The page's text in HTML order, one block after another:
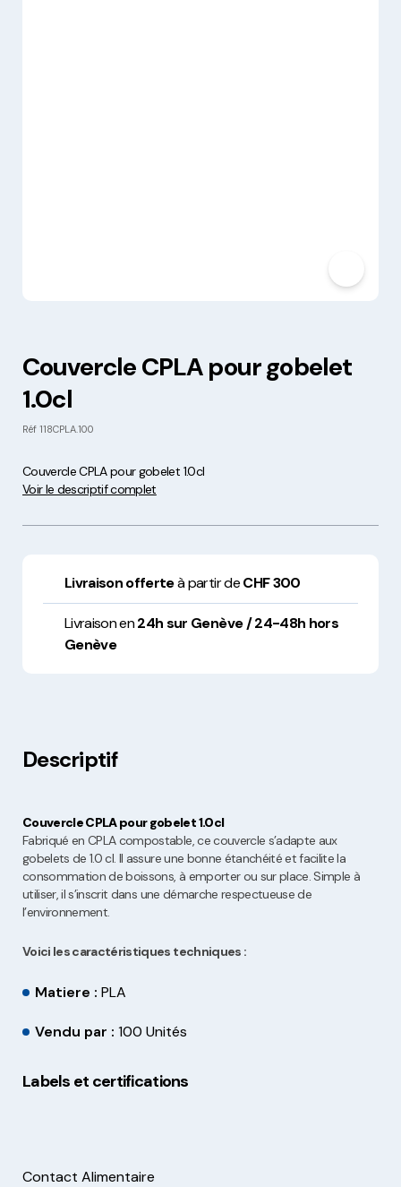
Couvercle CPLA pour gobelet
1.0cl
Réf 118CPLA.100
Couvercle CPLA pour gobelet 1.0cl
Voir le descriptif complet
Livraison offerteà partir deCHF 300
Livraison en24h sur Genève / 24-48h hors
Genève
Descriptif
Couvercle CPLA pour gobelet 1.0cl
Fabriqué en CPLA compostable, ce couvercle s’adapte aux
gobelets de 1.0 cl. Il assure une bonne étanchéité et facilite la
consommation de boissons, à emporter ou sur place. Simple à
utiliser, il s’inscrit dans une démarche respectueuse de
l’environnement.
Voici les caractéristiques techniques :
Matiere : PLA
Vendu par : 100 Unités
Labels et certifications
Contact Alimentaire